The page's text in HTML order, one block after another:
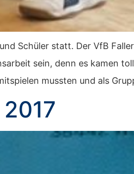
Schüler statt. Der VfB
sein, denn es kamen
mussten und als